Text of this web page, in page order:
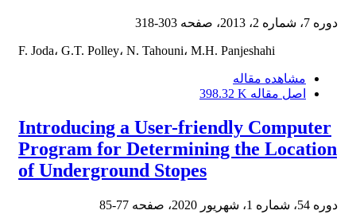
دوره 7، شماره 2، 2013، صفحه 303-318
F. Joda، G.T. Polley، N. Tahouni، M.H. Panjeshahi
مشاهده مقاله
اصل مقاله 398.32 K
Introducing a User-friendly Computer
Program for Determining the Location
of Underground Stopes
دوره 54، شماره 1، شهریور 2020، صفحه 77-85